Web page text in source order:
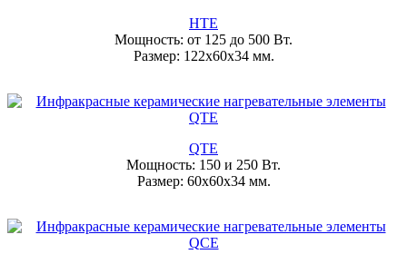
HTE
Мощность: от 125 до 500 Вт.
Размер: 122x60х34 мм.
QTE
Мощность: 150 и 250 Вт.
Размер: 60x60х34 мм.